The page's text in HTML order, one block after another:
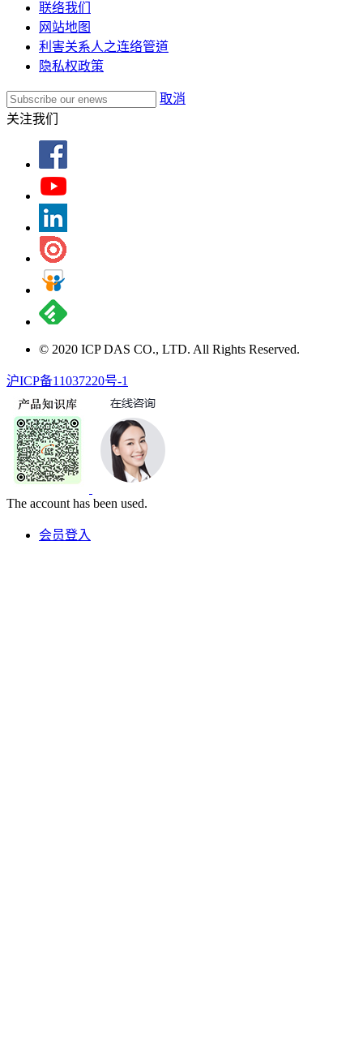
联络我们
网站地图
利害关系人之连络管道
隐私权政策
取消
关注我们
© 2020 ICP DAS CO., LTD. All Rights Reserved.
沪ICP备11037220号-1
The account has been used.
会员登入